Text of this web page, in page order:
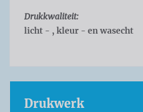
Drukkwaliteit:
licht - , kleur - en wasecht
Drukwerk